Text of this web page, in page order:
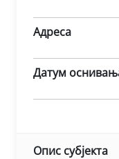
Адреса
Датум
Опис субјекта